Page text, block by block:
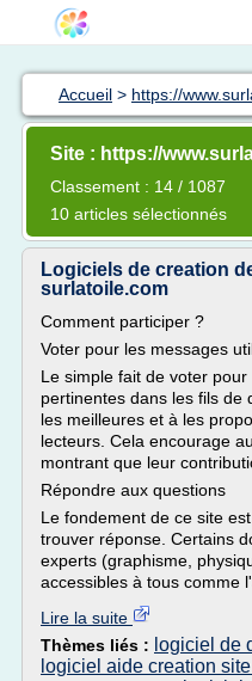
Accueil > https://
Site : https://
Classement : 14 / 1087
10 articles sélectionnés
Logiciels de creation
surlatoile.com
Comment participer ?
Voter pour les messages
Le simple fait de voter
pertinentes dans les fils de
les meilleures et à les
lecteurs. Cela encourage
montrant que leur
Répondre aux questions
Le fondement de ce site
trouver réponse. Certains
experts (graphisme,
accessibles à tous comme
Lire la suite
Thèmes liés : logiciel de
logiciel aide creation